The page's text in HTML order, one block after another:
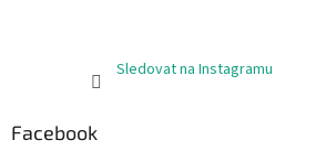
Sledovat na Instagramu
Facebook